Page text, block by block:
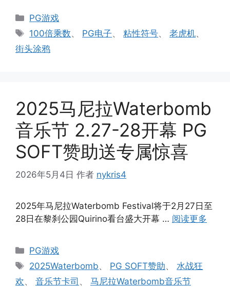
分
类
PG游戏
标
签
100倍乘数、 PG电子、粘性符号、老虎机、
街头涂鸦
2025马尼拉Waterbomb
音乐节 2.27-28开幕 PG
SOFT赞助送专属惊喜
2026年5月4日 作者 nykris4
2025年马尼拉Waterbomb Festival将于2月27日至
28日在黎刹公园Quirino看台盛大开幕 … 阅读更多
分
类
PG游戏
标
签
2025Waterbomb、 PG SOFT赞助、 水战狂
欢、 音乐节卡司 、 马尼拉Waterbomb音乐节